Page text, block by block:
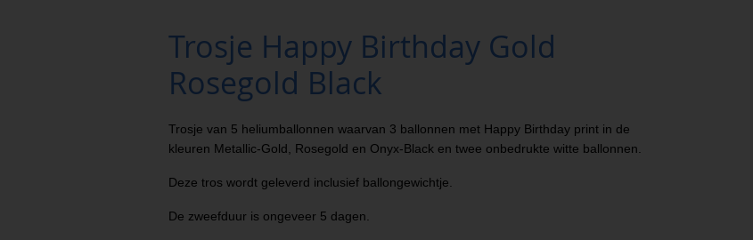
Trosje Happy Birthday Gold
Rosegold Black
Trosje van 5 heliumballonnen waarvan 3 ballonnen met Happy Birthday print in de
kleuren Metallic-Gold, Rosegold en Onyx-Black en twee onbedrukte witte ballonnen.
Deze tros wordt geleverd inclusief ballongewichtje.
De zweefduur is ongeveer 5 dagen.